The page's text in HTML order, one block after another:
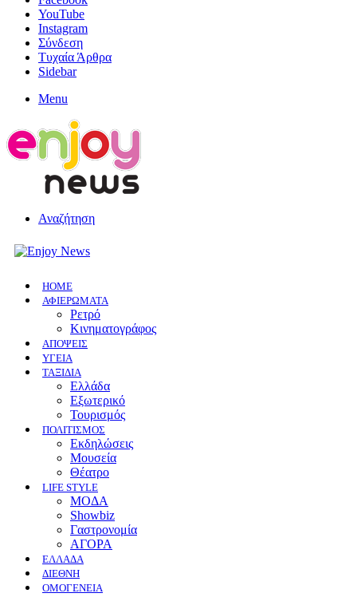
YouTube
Instagram
Σύνδεση
Τυχαία Άρθρα
Sidebar
Menu
Αναζήτηση
HOME
ΑΦΙΕΡΩΜΑΤΑ
Ρετρό
Κινηματογράφος
ΑΠΟΨΕΙΣ
ΥΓΕΙΑ
ΤΑΞΙΔΙΑ
Ελλάδα
Εξωτερικό
Τουρισμός
ΠΟΛΙΤΙΣΜΟΣ
Eκδηλώσεις
Mουσεία
Θέατρο
LIFE STYLE
ΜΟΔΑ
Showbiz
Γαστρονομία
ΑΓΟΡΑ
ΕΛΛΆΔΑ
ΔΙΕΘΝΉ
ΟΜΟΓΈΝΕΙΑ